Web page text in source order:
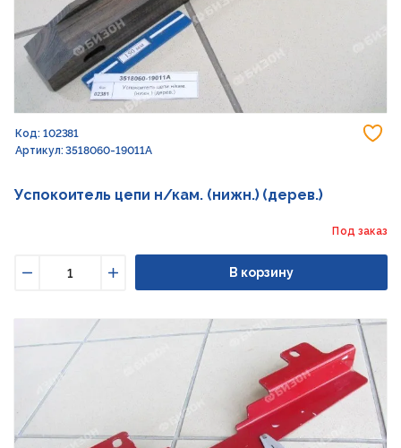
Код: 102381
Артикул: 3518060-19011А
Успокоитель цепи н/кам. (нижн.) (дерев.)
Под заказ
Увеличить
В корзину